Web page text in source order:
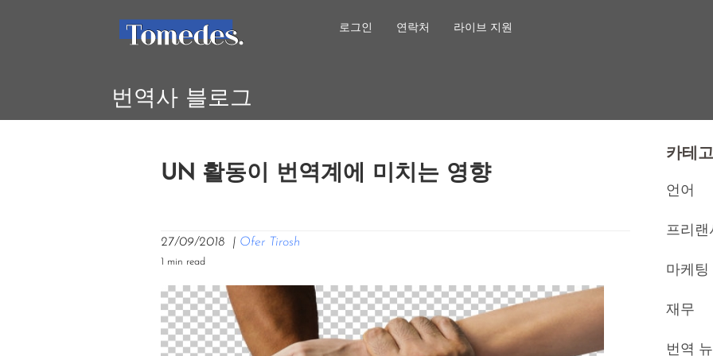
번역사 블로그
로그인 연락처 라이브 지원
UN 활동이 번역계에 미치는 영향
27/09/2018 | Ofer Tirosh
1 min read
카테
언어
프리랜
마케팅
재무
번역